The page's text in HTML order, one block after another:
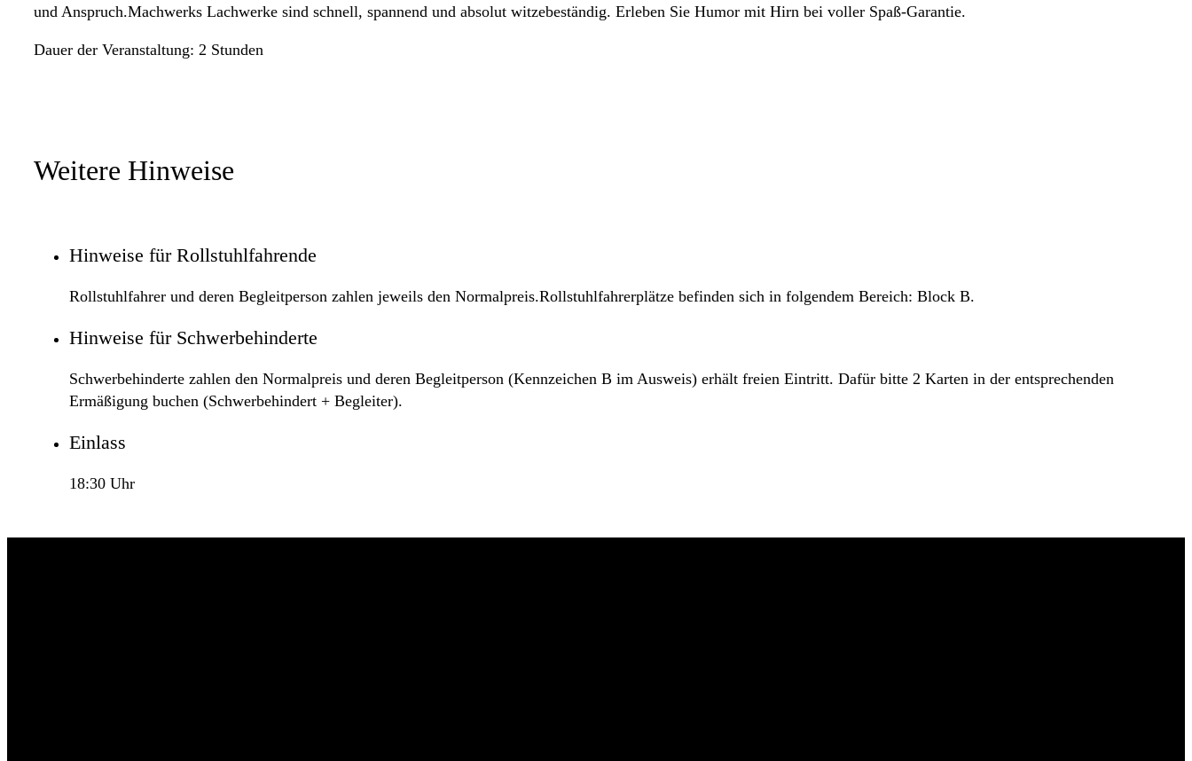
und Anspruch.Machwerks Lachwerke sind schnell, spannend und absolut witzebeständig. Erleben Sie Humor mit Hirn bei voller Spaß-Garantie.
Dauer der Veranstaltung: 2 Stunden
Weitere Hinweise
Hinweise für Rollstuhlfahrende
Rollstuhlfahrer und deren Begleitperson zahlen jeweils den Normalpreis.Rollstuhlfahrerplätze befinden sich in folgendem Bereich: Block B.
Hinweise für Schwerbehinderte
Schwerbehinderte zahlen den Normalpreis und deren Begleitperson (Kennzeichen B im Ausweis) erhält freien Eintritt. Dafür bitte 2 Karten in der entsprechenden
Ermäßigung buchen (Schwerbehindert + Begleiter).
Einlass
18:30 Uhr